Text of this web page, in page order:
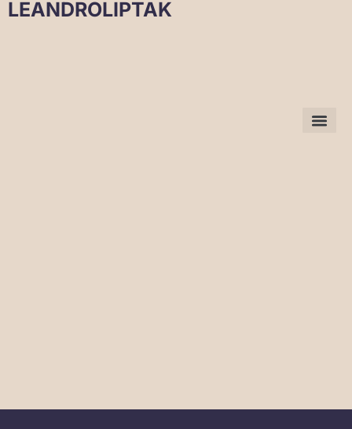
LEANDROLIPTAK